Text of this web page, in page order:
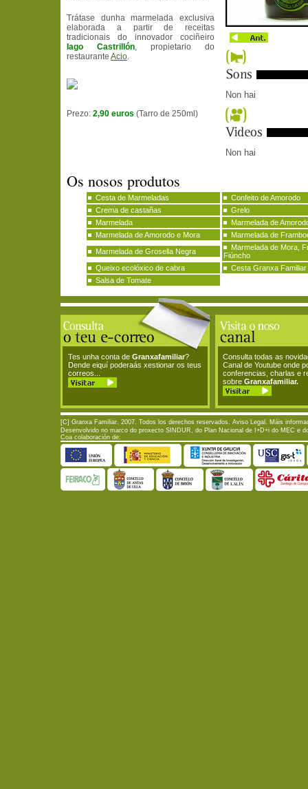
Non hai
Non hai
Trátase dunha marmelada exclusiva
elaborada a partir de receitas
tradicionais do innovador cociñeiro
Iago Castrillón, propietario do
restaurante Acio.
Prezo: 2,90 euros (Tarro de 250ml)
Os nosos produtos
Cesta de Marmeladas
Confeito de Amorodo
Crema de castañas
Grelo
Marmelada
Marmelada de
Marmelada de Amorodo e Mora
Marmelada de
Marmelada de Grosella Negra
Marmelada de Mora,
Fiúncho
Queixo ecolóxico de cabra
Cesta Granxa Familiar
Salsa de Tomate
Tes unha conta de Granxafamiliar?
Dende eiquí poderaás xestionar os teus
correos...
Consulta todas as
Canal de Youtube onde
conferencias, charlas e
sobre Granxafamiliar.
[C] Granxa Familiar. 2007. Todos los derechos reservados. Aviso Legal . Máis
Desenvolvido no marco do proxecto SINDUR, do Plan Nacional de I+D+i do MEC e
Coa colaboración de: